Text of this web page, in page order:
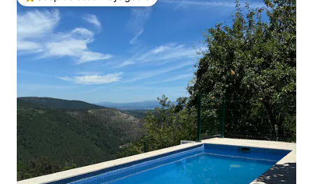
Coups de cœur voyageurs les plus appréciés